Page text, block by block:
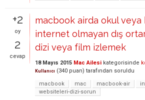
+2
oy
2
cevap
macbook airda okul veya
internet olmayan dış
dizi veya film izlemek
18 Mayıs 2015 Mac Ailesi kategorisinde
Kullanıcı (340 puan) tarafından soruldu
macbook
mac macbook-air
websiteleri-dizi-sorun